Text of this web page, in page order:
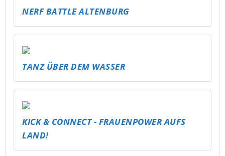
NERF BATTLE ALTENBURG
TANZ ÜBER DEM WASSER
KICK & CONNECT - FRAUENPOWER AUFS
LAND!